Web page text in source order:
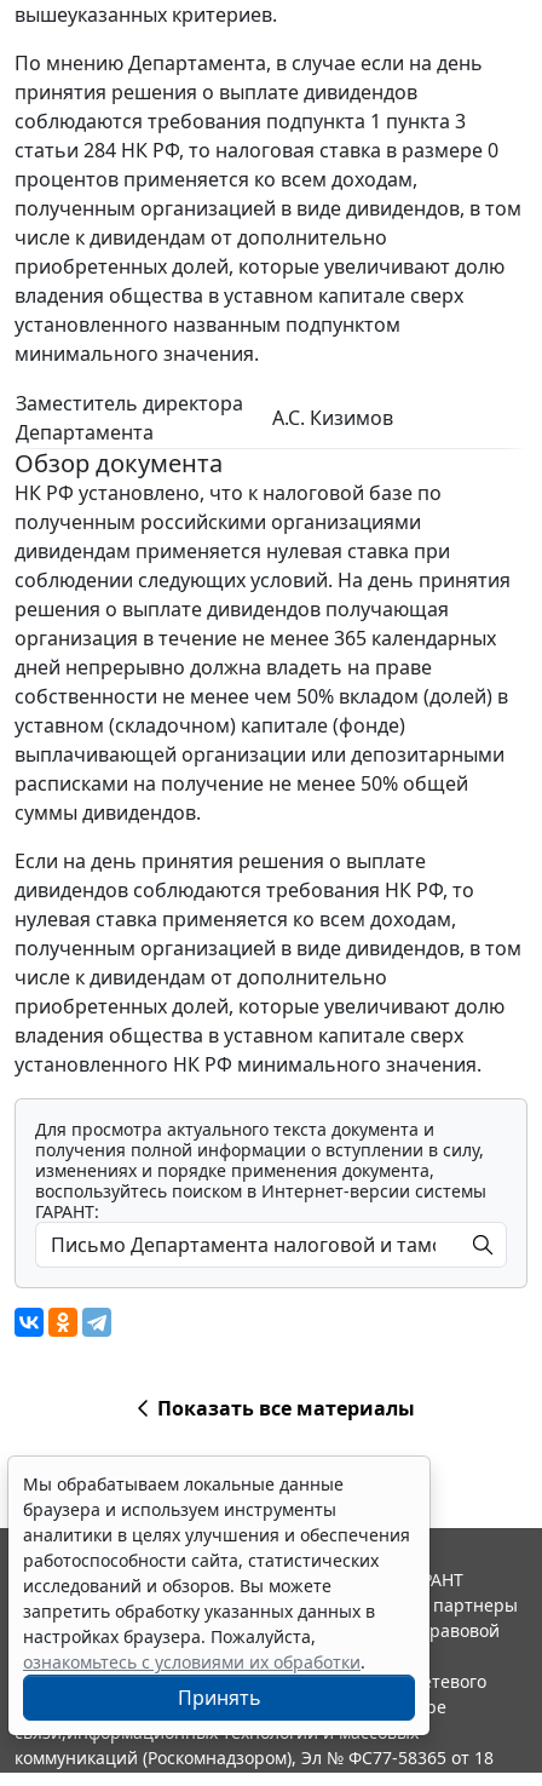
вышеуказанных критериев.
По мнению Департамента, в случае если на день
принятия решения о выплате дивидендов
соблюдаются требования подпункта 1 пункта 3
статьи 284 НК РФ, то налоговая ставка в размере 0
процентов применяется ко всем доходам,
полученным организацией в виде дивидендов, в том
числе к дивидендам от дополнительно
приобретенных долей, которые увеличивают долю
владения общества в уставном капитале сверх
установленного названным подпунктом
минимального значения.
Заместитель директора
Департамента
А.С. Кизимов
Обзор документа
НК РФ установлено, что к налоговой базе по
полученным российскими организациями
дивидендам применяется нулевая ставка при
соблюдении следующих условий. На день принятия
решения о выплате дивидендов получающая
организация в течение не менее 365 календарных
дней непрерывно должна владеть на праве
собственности не менее чем 50% вкладом (долей) в
уставном (складочном) капитале (фонде)
выплачивающей организации или депозитарными
расписками на получение не менее 50% общей
суммы дивидендов.
Если на день принятия решения о выплате
дивидендов соблюдаются требования НК РФ, то
нулевая ставка применяется ко всем доходам,
полученным организацией в виде дивидендов, в том
числе к дивидендам от дополнительно
приобретенных долей, которые увеличивают долю
владения общества в уставном капитале сверх
установленного НК РФ минимального значения.
Для просмотра актуального текста документа и
получения полной информации о вступлении в силу,
изменениях и порядке применения документа,
воспользуйтесь поиском в Интернет-версии системы
ГАРАНТ:
Показать все материалы
Мы обрабатываем локальные данные
браузера и используем инструменты
аналитики в целях улучшения и обеспечения
работоспособности сайта, статистических
исследований и обзоров. Вы можете
запретить обработку указанных данных в
настройках браузера. Пожалуйста,
ознакомьтесь с условиями их обработки.
Принять
© ООО "НПП "ГАРАНТ-СЕРВИС", 2026. Система ГАРАНТ
выпускается с 1990 года. Компания "Гарант" и ее партнеры
являются участниками Российской ассоциации правовой
информации ГАРАНТ.
Портал ГАРАНТ.РУ зарегистрирован в качестве сетевого
издания Федеральной службой по надзору в сфере
связи,информационных технологий и массовых
коммуникаций (Роскомнадзором), Эл № ФС77-58365 от 18